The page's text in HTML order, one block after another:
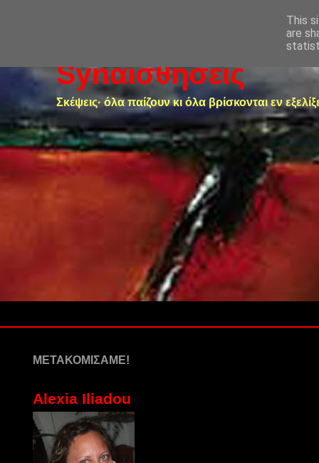
Synαισθήσεις
Σκέψεις· όλα παίζουν κι όλα βρίσκονται εν
ΜΕΤΑΚΟΜΙΣΑΜΕ!
Alexia Iliadou
This
are